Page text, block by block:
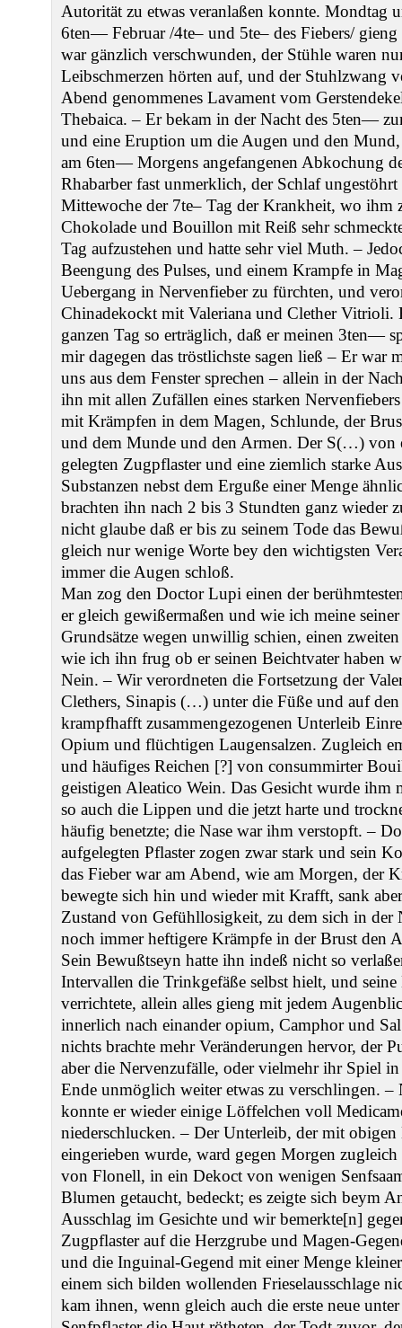
Autorität zu etwas veranlaßen konnte. Mondtag
6ten— Februar /4te– und 5te– des Fiebers/
war gänzlich verschwunden, der Stühle waren
Leibschmerzen hörten auf, und der Stuhlzwang
Abend genommenes Lavament vom
Thebaica. – Er bekam in der Nacht des 5ten—
und eine Eruption um die Augen und den
am 6ten— Morgens angefangenen Abkochung
Rhabarber fast unmerklich, der Schlaf
Mittewoche der 7te– Tag der Krankheit, wo ihm
Chokolade und Bouillon mit Reiß sehr
Tag aufzustehen und hatte sehr viel Muth. –
Beengung des Pulses, und einem Krampfe in
Uebergang in Nervenfieber zu fürchten, und
Chinadekockt mit Valeriana und Clether Vitrioli.
ganzen Tag so erträglich, daß er meinen 3ten—
mir dagegen das tröstlichste sagen ließ – Er war
uns aus dem Fenster sprechen – allein in der
ihn mit allen Zufällen eines starken
mit Krämpfen in dem Magen, Schlunde, der
und dem Munde und den Armen. Der S(…) von
gelegten Zugpflaster und eine ziemlich starke
Substanzen nebst dem Erguße einer Menge
brachten ihn nach 2 bis 3 Stundten ganz wieder
nicht glaube daß er bis zu seinem Tode das
gleich nur wenige Worte bey den wichtigsten
immer die Augen schloß.
Man zog den Doctor Lupi einen der
er gleich gewißermaßen und wie ich meine
Grundsätze wegen unwillig schien, einen
wie ich ihn frug ob er seinen Beichtvater haben
Nein. – Wir verordneten die Fortsetzung der
Clethers, Sinapis (…) unter die Füße und auf
krampfhafft zusammengezogenen Unterleib
Opium und flüchtigen Laugensalzen. Zugleich
und häufiges Reichen [?] von consummirter
geistigen Aleatico Wein. Das Gesicht wurde ihm
so auch die Lippen und die jetzt harte und
häufig benetzte; die Nase war ihm verstopft. –
aufgelegten Pflaster zogen zwar stark und sein
das Fieber war am Abend, wie am Morgen, der
bewegte sich hin und wieder mit Krafft, sank
Zustand von Gefühllosigkeit, zu dem sich in der
noch immer heftigere Krämpfe in der Brust den
Sein Bewußtseyn hatte ihn indeß nicht so
Intervallen die Trinkgefäße selbst hielt, und
verrichtete, allein alles gieng mit jedem
innerlich nach einander opium, Camphor und
nichts brachte mehr Veränderungen hervor, der
aber die Nervenzufälle, oder vielmehr ihr Spiel
Ende unmöglich weiter etwas zu verschlingen.
konnte er wieder einige Löffelchen voll
niederschlucken. – Der Unterleib, der mit
eingerieben wurde, ward gegen Morgen
von Flonell, in ein Dekoct von wenigen
Blumen getaucht, bedeckt; es zeigte sich beym
Ausschlag im Gesichte und wir bemerkte[n]
Zugpflaster auf die Herzgrube und Magen-
und die Inguinal-Gegend mit einer Menge
einem sich bilden wollenden Frieselausschlage
kam ihnen, wenn gleich auch die erste neue